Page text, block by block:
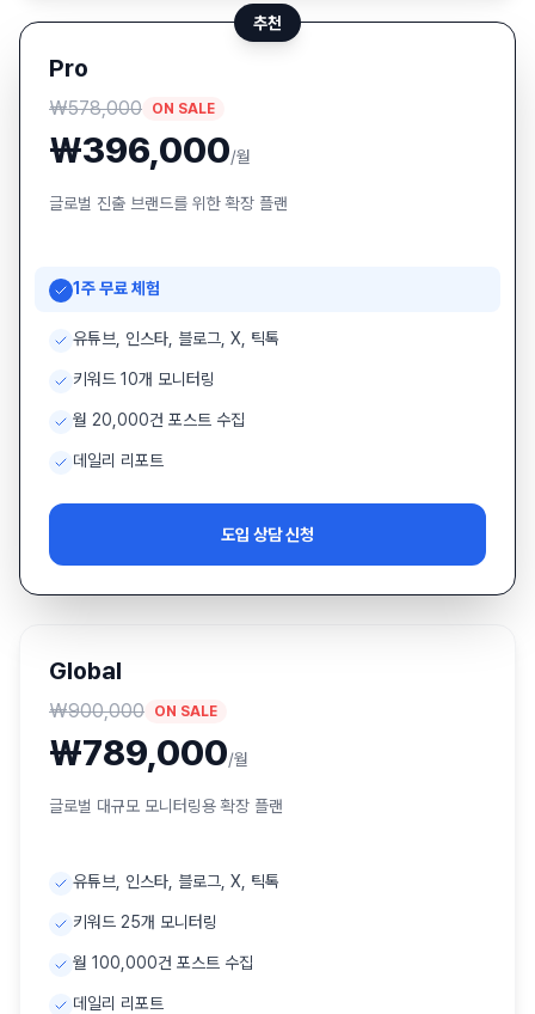
추천
Pro
₩578,000 ON SALE
₩396,000/월
글로벌 진출 브랜드를 위한 확장 플랜
1주 무료 체험
유튜브, 인스타, 블로그, X, 틱톡
키워드 10개 모니터링
월 20,000건 포스트 수집
데일리 리포트
도입 상담 신청
Global
₩900,000 ON SALE
₩789,000/월
글로벌 대규모 모니터링용 확장 플랜
유튜브, 인스타, 블로그, X, 틱톡
키워드 25개 모니터링
월 100,000건 포스트 수집
데일리 리포트